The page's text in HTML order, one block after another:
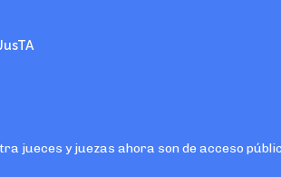
jueces y juezas ahora son de acceso